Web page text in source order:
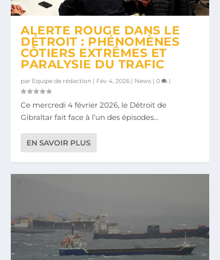
SUSPENSION DU TRAFIC MARITIME
ALGÉSIRAS – TA...
ALERTE ROUGE DANS LE
DÉTROIT : PHÉNOMÈNES
CÔTIERS EXTRÊMES ET
PARALYSIE DU TRAFIC
par Equipe de rédaction | Fév 4, 2026 | News |0 |
Ce mercredi 4 février 2026, le Détroit de
Gibraltar fait face à l’un des épisodes...
EN SAVOIR PLUS